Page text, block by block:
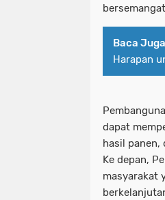
Baca
Harapan
dapat
hasil panen,
Ke depan,
masyarakat